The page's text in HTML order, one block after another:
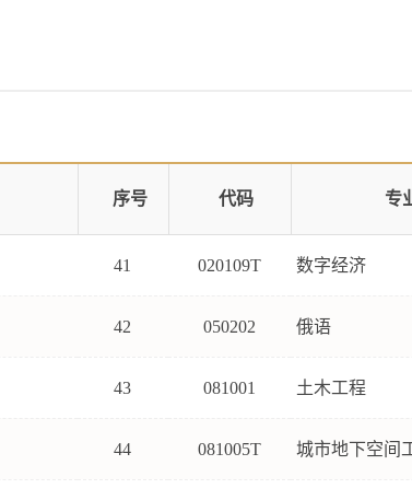
序号 代码 专
41 020109T 数字经济
42 050202 俄语
43 081001 土木工程
44 081005T 城市地下空间